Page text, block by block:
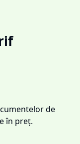
de
în preț.